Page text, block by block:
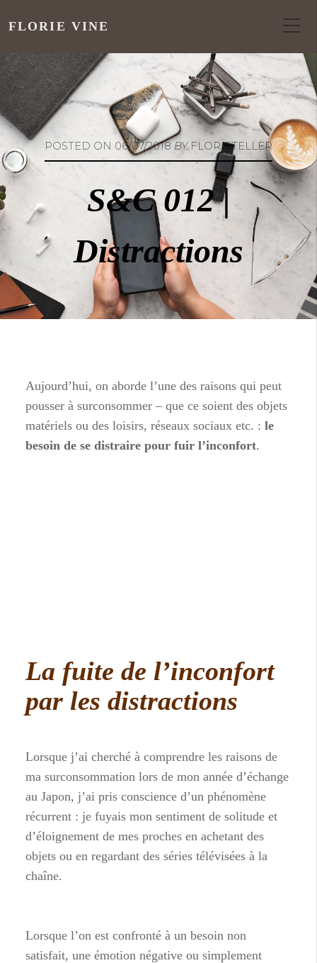
FLORIE VINE
POSTED ON 06/07/2018 BYFLORIETELLER
S&C 012 |
Distractions
Aujourd’hui, on aborde l’une des raisons qui peut
pousser à surconsommer – que ce soient des objets
matériels ou des loisirs, réseaux sociaux etc. : le
besoin de se distraire pour fuir l’inconfort.
La fuite de l’inconfort
par les distractions
Lorsque j’ai cherché à comprendre les raisons de
ma surconsommation lors de mon année d’échange
au Japon, j’ai pris conscience d’un phénomène
récurrent : je fuyais mon sentiment de solitude et
d’éloignement de mes proches en achetant des
objets ou en regardant des séries télévisées à la
chaîne.
Lorsque l’on est confronté à un besoin non
satisfait, une émotion négative ou simplement